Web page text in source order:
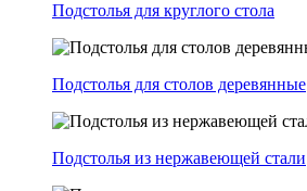
Подстолья для круглого стола
Подстолья для столов деревянные
Подстолья из нержавеющей стали